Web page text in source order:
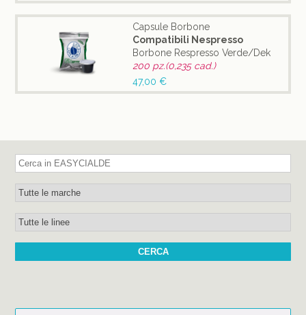
Capsule Borbone
Compatibili Nespresso
Borbone Respresso Verde/Dek
200 pz.(0,235 cad.)
47,00 €